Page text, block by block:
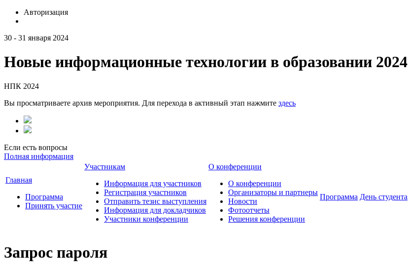
Авторизация
30 - 31 января 2024
Новые информационные технологии в образовании 2024
НПК 2024
Вы просматриваете архив мероприятия. Для перехода в активный этап нажмите здесь
Если есть вопросы
Полная информация
Главная
Программа
Принять участие
Участникам
Информация для участников
Регистрация участников
Отправить тезис выступления
Информация для докладчиков
Участники конференции
О конференции
О конференции
Организаторы и партнеры
Новости
Фотоотчеты
Решения конференции
Программа День студента
Запрос пароля